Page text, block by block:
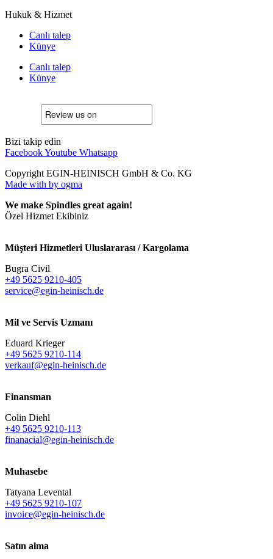
Hukuk & Hizmet
Canlı talep
Künye
Canlı talep
Künye
Bizi takip edin
FacebookYoutube Whatsapp
Copyright EGIN-HEINISCH GmbH & Co. KG
Made with by ogma
We make Spindles great again!
Özel Hizmet Ekibiniz
Müşteri Hizmetleri Uluslararası / Kargolama
Bugra Civil
+49 5625 9210-405
service@egin-heinisch.de
Mil ve Servis Uzmanı
Eduard Krieger
+49 5625 9210-114
verkauf@egin-heinisch.de
Finansman
Colin Diehl
+49 5625 9210-113
finanacial@egin-heinisch.de
Muhasebe
Tatyana Levental
+49 5625 9210-107
invoice@egin-heinisch.de
Satın alma